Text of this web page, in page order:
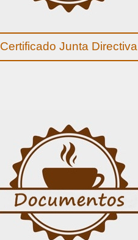
Certificado Junta Directiva